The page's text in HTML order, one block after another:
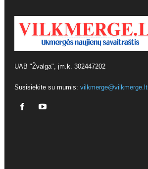
UAB "Žvalga", įm.k. 302447202
Susisiekite su mumis: vilkmerge@vilkmerge.lt